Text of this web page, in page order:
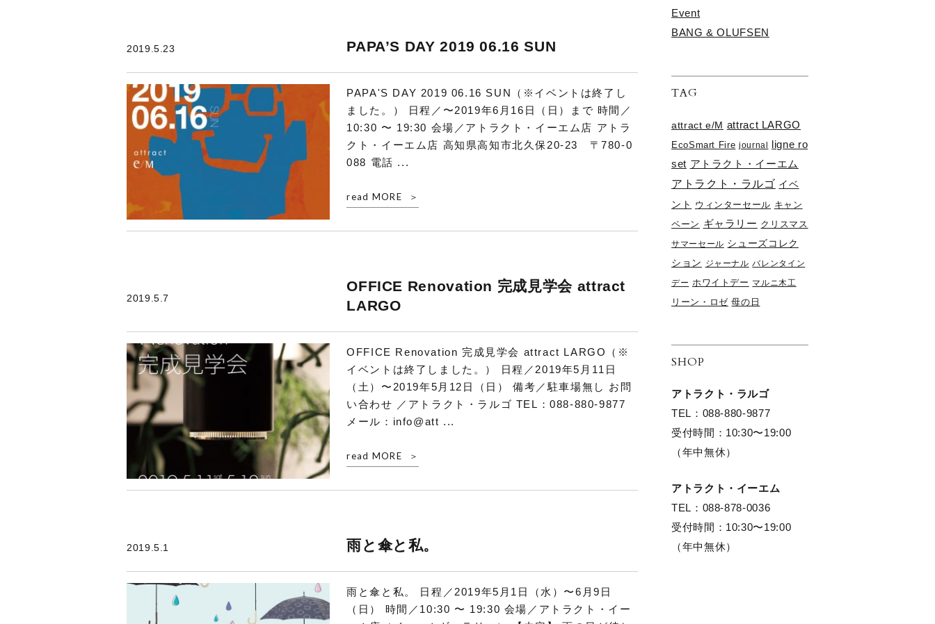
2019.5.23 PAPA’S DAY 2019 06.16 SUN
PAPA'S DAY 2019 06.16 SUN（※イベントは終了し
ました。） 日程／〜2019年6月16日（日）まで 時間／
10:30 〜 19:30 会場／アトラクト・イーエム店 アトラ
クト・イーエム店 高知県高知市北久保20-23 〒780-0
088 電話 ...
read MORE
2019.5.7
OFFICE Renovation 完成見学会 attract
LARGO
OFFICE Renovation 完成見学会 attract LARGO（※
イベントは終了しました。） 日程／2019年5月11日
（土）〜2019年5月12日（日） 備考／駐車場無し お問
い合わせ ／アトラクト・ラルゴ TEL：088-880-9877
メール：info@att ...
read MORE
2019.5.1 雨と傘と私。
雨と傘と私。 日程／2019年5月1日（水）〜6月9日
（日） 時間／10:30 〜 19:30 会場／アトラクト・イー
Event
BANG & OLUFSEN
TAG
attract e/M attract LARGO
EcoSmart Fire journal
ligne ro
set アトラクト・イーエム
アトラクト・ラルゴ イベ
ント ウィンターセール キャン
ペーン ギャラリー クリスマス
サマーセール シューズコレク
ション ジャーナル バレンタイン
デー ホワイトデー マルニ木工
リーン・ロゼ 母の日
SHOP
アトラクト・ラルゴ
TEL：088-880-9877
受付時間：10:30〜19:00
（年中無休）
アトラクト・イーエム
TEL：088-878-0036
受付時間：10:30〜19:00
（年中無休）